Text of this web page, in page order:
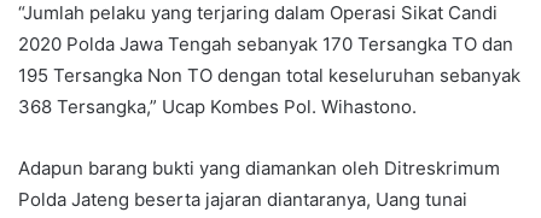
“Jumlah pelaku yang terjaring dalam Operasi Sikat Candi
2020 Polda Jawa Tengah sebanyak 170 Tersangka TO dan
195 Tersangka Non TO dengan total keseluruhan sebanyak
368 Tersangka,” Ucap Kombes Pol. Wihastono.
Adapun barang bukti yang diamankan oleh Ditreskrimum
Polda Jateng beserta jajaran diantaranya, Uang tunai